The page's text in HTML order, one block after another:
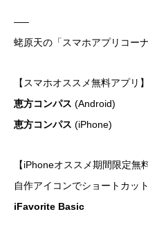
—–
蛯原天の「スマホアプリコー
【スマホオススメ無料アプリ
恵方コンパス (Android)
恵方コンパス (iPhone)
【iPhoneオススメ期間限定無
自作アイコンでショートカッ
iFavorite Basic